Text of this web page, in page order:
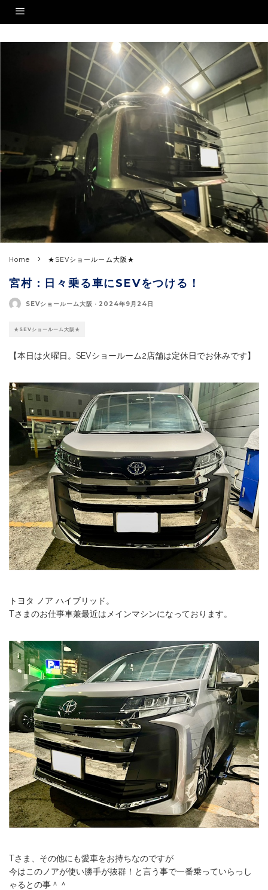
Home ★SEVショールーム大阪★
宮村：日々乗る車にSEVをつける！
SEVショールーム大阪 · 2024年9月24日
★SEVショールーム大阪★
【本日は火曜日。SEVショールーム2店舗は定休日でお休みです】
トヨタ ノア ハイブリッド。
Tさまのお仕事車兼最近はメインマシンになっております。
Tさま、その他にも愛車をお持ちなのですが
今はこのノアが使い勝手が抜群！と言う事で一番乗っていらっし
ゃるとの事＾＾